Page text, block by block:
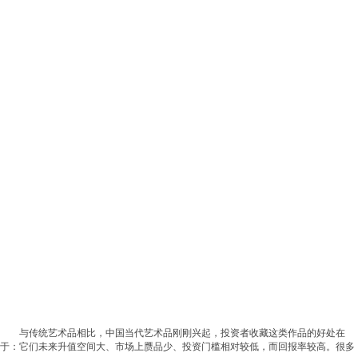
与传统艺术品相比，中国当代艺术品刚刚兴起，投资者收藏这类作品的好处在
于：它们未来升值空间大、市场上赝品少、投资门槛相对较低，而回报率较高。很多